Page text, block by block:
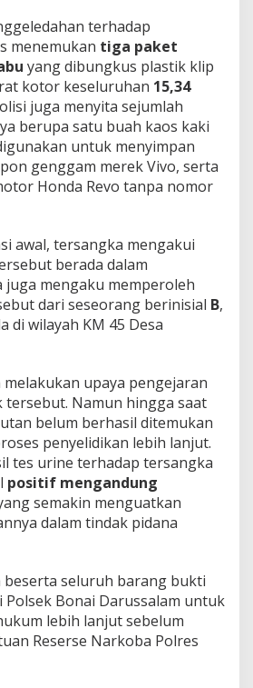
terhadap
menemukan tiga paket
yang dibungkus plastik klip
kotor keseluruhan 15,34
juga menyita sejumlah
berupa satu buah kaos kaki
untuk menyimpan
genggam merek Vivo, serta
Honda Revo tanpa nomor
awal, tersangka mengakui
berada dalam
juga mengaku memperoleh
dari seseorang berinisial B,
di wilayah KM 45 Desa
upaya pengejaran
tersebut. Namun hingga saat
belum berhasil ditemukan
penyelidikan lebih lanjut.
tes urine terhadap tersangka
positif mengandung
semakin menguatkan
dalam tindak pidana
beserta seluruh barang bukti
Polsek Bonai Darussalam untuk
lebih lanjut sebelum
Reserse Narkoba Polres